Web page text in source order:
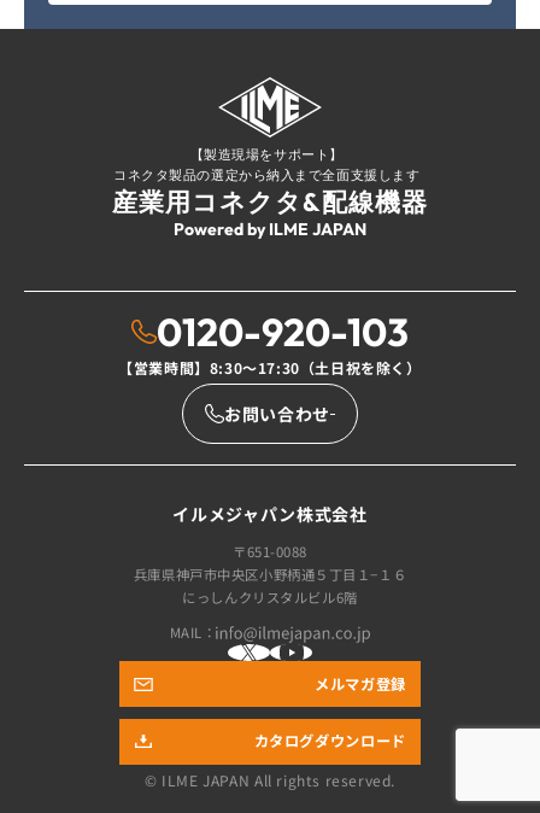
【製造現場をサポート】
コネクタ製品の選定から納入まで全面支援します
産業用コネクタ&配線機器
Powered by ILME JAPAN
0120-920-103
【営業時間】8:30〜17:30（土日祝を除く）
お問い合わせ
イルメジャパン株式会社
〒651-0088
兵庫県神戸市中央区小野柄通５丁目１−１６
にっしんクリスタルビル6階
MAIL：
メルマガ登録
カタログダウンロード
© ILME JAPAN All rights reserved.